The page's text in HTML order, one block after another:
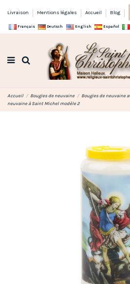
Livraison Mentions légales Accueil Blog
Français Deutsch English Español
Accueil Bougies de neuvaine Bougies de neuvaine
neuvaine à Saint Michel modèle 2